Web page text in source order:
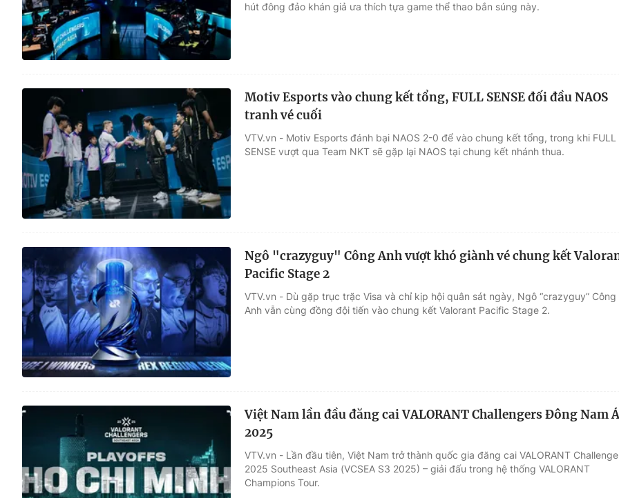
hút đông đảo khán giả ưa thích tựa game thể thao bắn súng này.
Motiv Esports vào chung kết tổng, FULL SENSE đối đầu NAOS
tranh vé cuối
VTV.vn - Motiv Esports đánh bại NAOS 2-0 để vào chung kết tổng, trong khi FULL
SENSE vượt qua Team NKT sẽ gặp lại NAOS tại chung kết nhánh thua.
Ngô "crazyguy" Công Anh vượt khó giành vé chung kết
Pacific Stage 2
VTV.vn - Dù gặp trục trặc Visa và chỉ kịp hội quân sát ngày, Ngô “crazyguy” Công
Anh vẫn cùng đồng đội tiến vào chung kết Valorant Pacific Stage 2.
Việt Nam lần đầu đăng cai VALORANT Challengers Đông Nam Á
2025
VTV.vn - Lần đầu tiên, Việt Nam trở thành quốc gia đăng cai VALORANT
2025 Southeast Asia (VCSEA S3 2025) – giải đấu trong hệ thống VALORANT
Champions Tour.